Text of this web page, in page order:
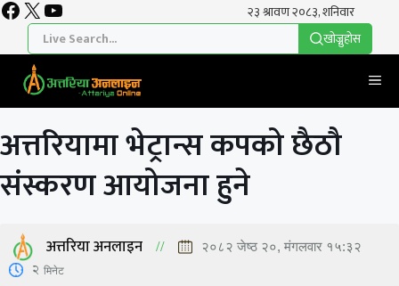
Skip
content
Facebook
X YouTube
खाेज्नुहाेस
अत्तरियामा भेट्रान्स कपको छैठौ
संस्करण आयोजना हुने
अत्तरिया अनलाइन २०८२ जेष्ठ २०, मंगलवार १५:३२
2 मिनेट